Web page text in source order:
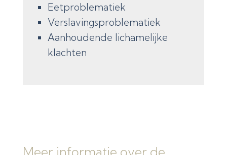
Eetproblematiek
Verslavingsproblematiek
Aanhoudende lichamelijke
klachten
Meer informatie over de